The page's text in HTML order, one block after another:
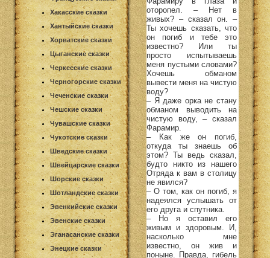
Хакасские сказки
Хантыйские сказки
Хорватские сказки
Цыганские сказки
Черкесские сказки
Черногорские сказки
Чеченские сказки
Чешские сказки
Чувашские сказки
Чукотские сказки
Шведские сказки
Швейцарские сказки
Шорские сказки
Шотландские сказки
Эвенкийские сказки
Эвенские сказки
Эганасанские сказки
Энецкие сказки
оторопел. – Нет в
живых? – сказал он. –
Ты хочешь сказать, что
он погиб и тебе это
известно? Или ты
просто испытываешь
меня пустыми словами?
Хочешь обманом
вывести меня на чистую
воду?
– Я даже орка не стану
обманом выводить на
чистую воду, – сказал
Фарамир.
– Как же он погиб,
откуда ты знаешь об
этом? Ты ведь сказал,
будто никто из нашего
Отряда к вам в столицу
не явился?
– О том, как он погиб, я
надеялся услышать от
его друга и спутника.
– Но я оставил его
живым и здоровым. И,
насколько мне
известно, он жив и
поныне. Правда, гибель